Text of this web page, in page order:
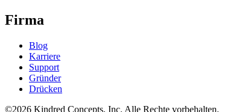
Firma
Blog
Karriere
Support
Gründer
Drücken
©2026 Kindred Concepts, Inc. Alle Rechte vorbehalten.